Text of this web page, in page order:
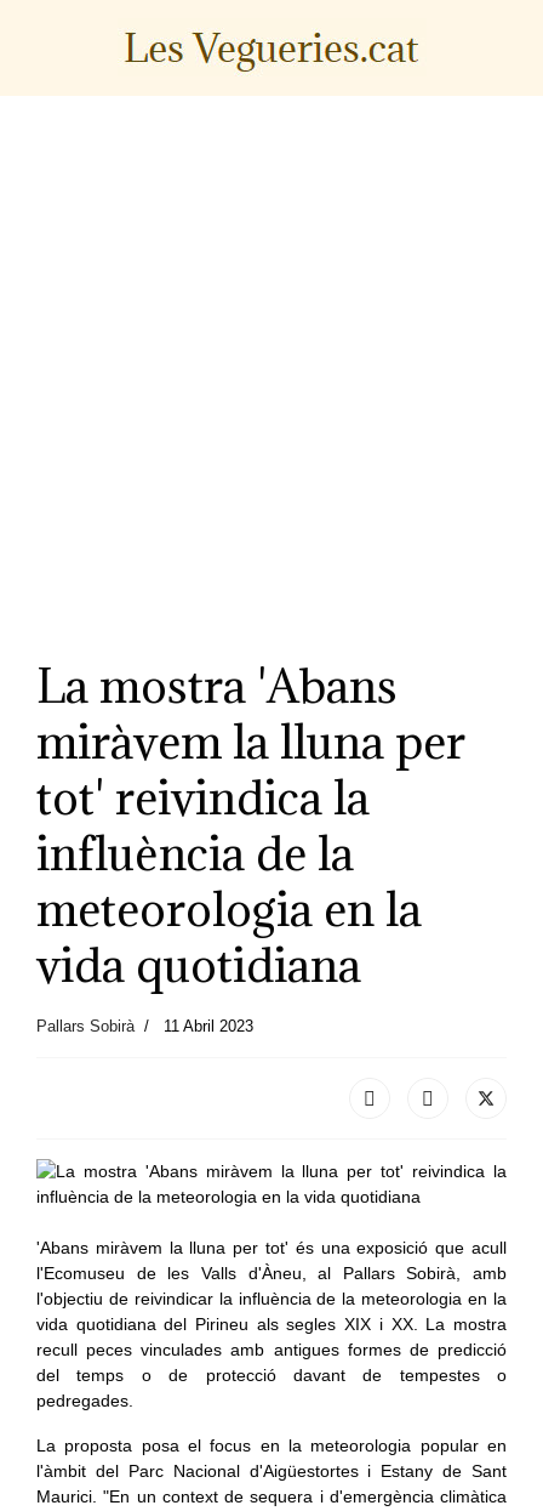
La mostra 'Abans
miràvem la lluna per
tot' reivindica la
influència de la
meteorologia en la
vida quotidiana
Pallars Sobirà 11 Abril 2023
'Abans miràvem la lluna per tot' és una exposició que acull
l'Ecomuseu de les Valls d'Àneu, al Pallars Sobirà, amb
l'objectiu de reivindicar la influència de la meteorologia en la
vida quotidiana del Pirineu als segles XIX i XX. La mostra
recull peces vinculades amb antigues formes de predicció
del temps o de protecció davant de tempestes o
pedregades.
La proposta posa el focus en la meteorologia popular en
l'àmbit del Parc Nacional d'Aigüestortes i Estany de Sant
Maurici. "En un context de sequera i d'emergència climàtica